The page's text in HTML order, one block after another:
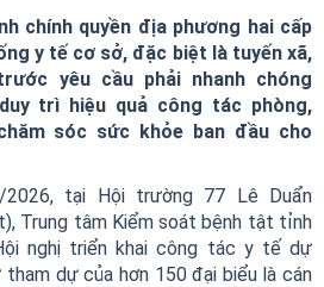
chính quyền địa phương hai cấp
y tế cơ sở, đặc biệt là tuyến xã,
yêu cầu phải nhanh chóng
trì hiệu quả công tác phòng,
sóc sức khỏe ban đầu cho
2026, tại Hội trường 77 Lê Duẩn
Trung tâm Kiểm soát bệnh tật tỉnh
nghị triển khai công tác y tế dự
tham dự của hơn 150 đại biểu là cán